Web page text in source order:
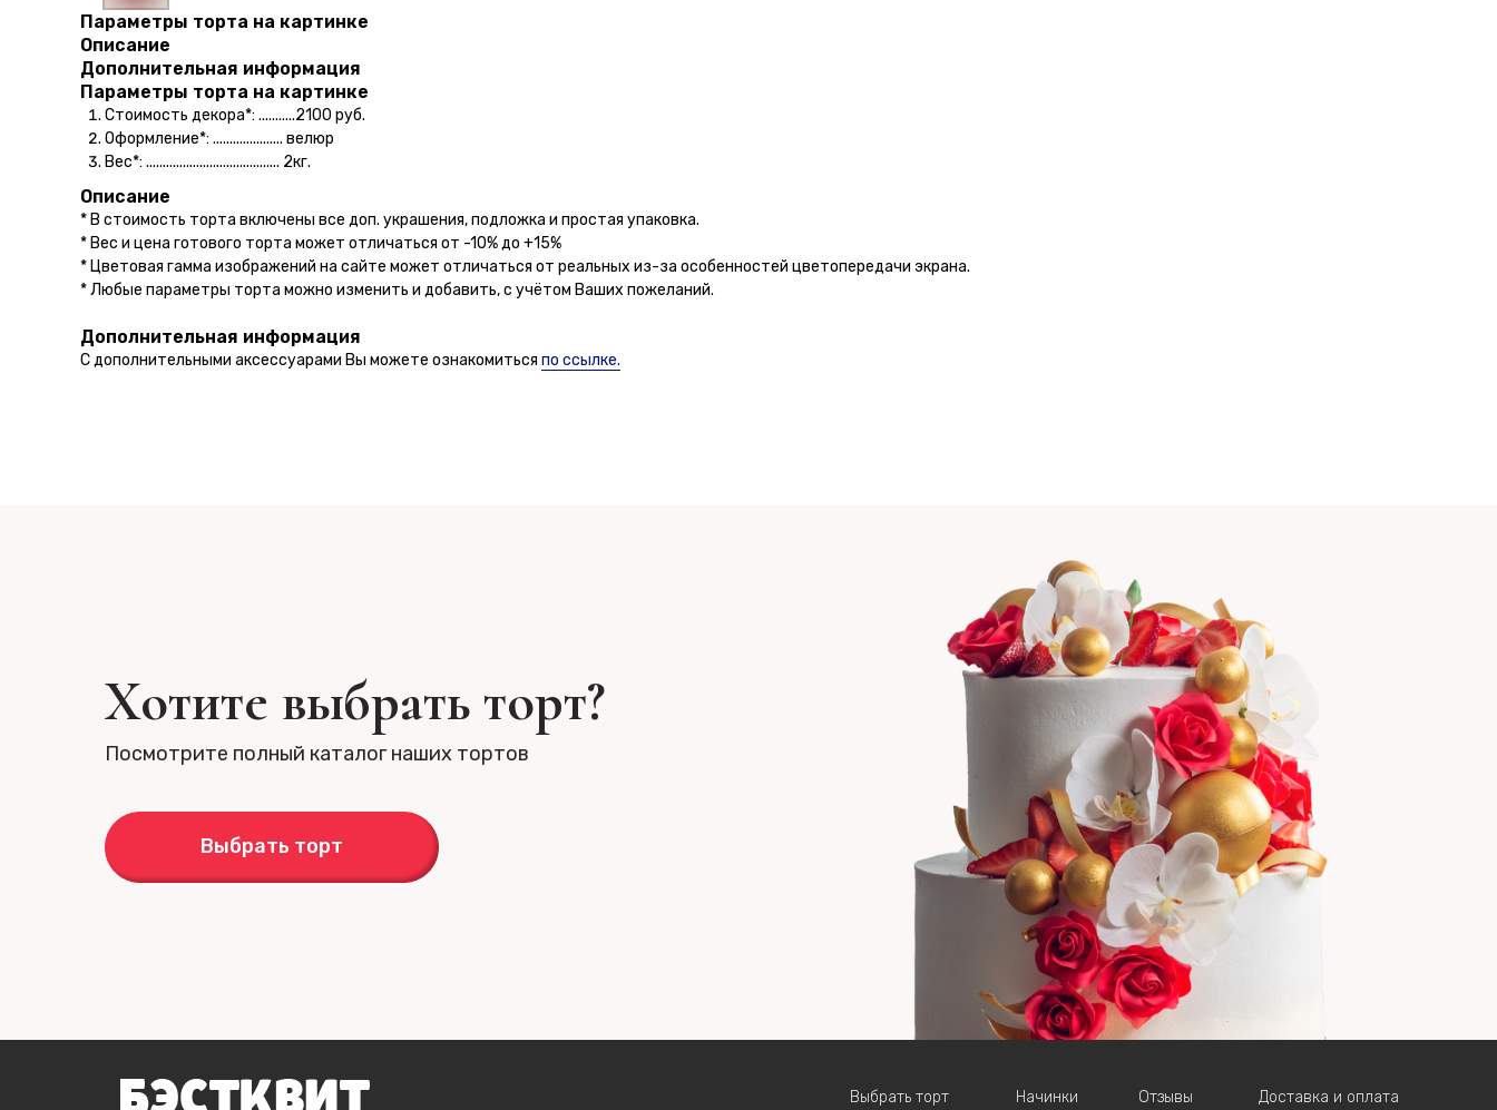
Параметры торта на картинке
Описание
Дополнительная информация
Параметры торта на картинке
Стоимость декора*: ...........2100 руб.
Оформление*: ..................... велюр
Вес*: ........................................ 2кг.
Описание
* В стоимость торта включены все доп. украшения, подложка и простая упаковка.
* Вес и цена готового торта может отличаться от -10% до +15%
* Цветовая гамма изображений на сайте может отличаться от реальных из-за особенностей цветопередачи экрана.
* Любые параметры торта можно изменить и добавить, с учётом Ваших пожеланий.
Дополнительная информация
С дополнительными аксессуарами Вы можете ознакомиться по ссылке.
Хотите выбрать торт?
Посмотрите полный каталог наших тортов
Выбрать торт
Выбрать торт Начинки Доставка и оплата
Отзывы